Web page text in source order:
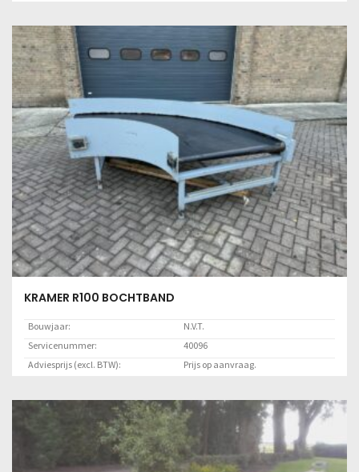
Lees meer
KRAMER R100 BOCHTBAND
Bouwjaar:
N.V.T.
Servicenummer:
40096
Adviesprijs (excl. BTW):
Prijs op aanvraag.
Lees meer